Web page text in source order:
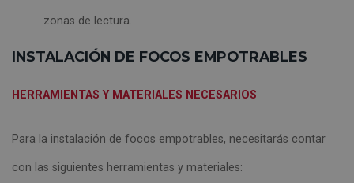
zonas de lectura.
INSTALACIÓN DE FOCOS EMPOTRABLES
HERRAMIENTAS Y MATERIALES NECESARIOS
Para la instalación de focos empotrables, necesitarás contar
con las siguientes herramientas y materiales: